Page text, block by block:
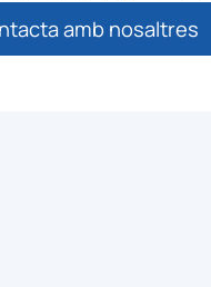
amb nosaltres